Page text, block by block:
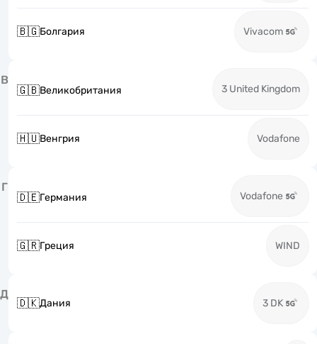
🇧🇬Болгария Vivacom
В
🇬🇧Великобритания 3 United Kingdom
🇭🇺Венгрия Vodafone
Г
🇩🇪Германия Vodafone
🇬🇷Греция WIND
Д
🇩🇰Дания 3 DK